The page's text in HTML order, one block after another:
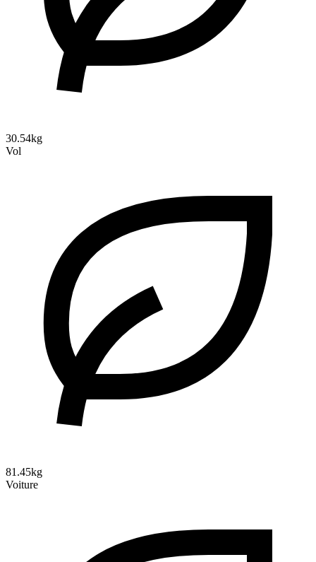
30.54kg
Vol
81.45kg
Voiture